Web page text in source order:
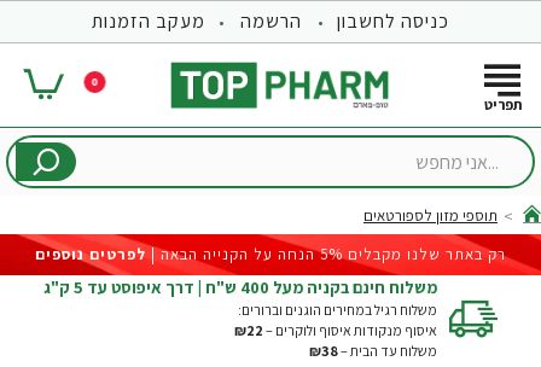
כניסה לחשבון הרשמה מעקב הזמנות
0
...אני
home
תוספי מזון לספורטאים
רק באתר שלנו מקבלים 5% הנחה על הקנייה הבאה |
לפרטים נוספים
משלוח חינם בקניה מעל 400 ש"ח | דרך איפוסט עד 5 ק"ג
משלוח רגיל במחירים הוגנים וברורים:
איסוף מנקודות איסוף ולוקרים – ₪22
משלוח עד הבית –₪38